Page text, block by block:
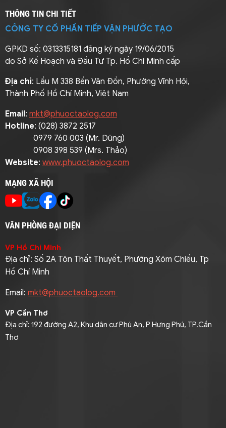
THÔNG TIN CHI TIẾT
CÔNG TY CỔ PHẦN TIẾP VẬN PHƯỚC TẠO
GPKD số: 0313315181 đăng ký ngày 19/06/2015
do Sở Kế Hoạch và Đầu Tư Tp. Hồ Chí Minh cấp
Địa chỉ: Lầu M 338 Bến Vân Đồn, Phường Vĩnh Hội,
Thành Phố Hồ Chí Minh, Việt Nam
Email: mkt@phuoctaolog.com
Hotline: (028) 3872 2517
0979 760 003 (Mr. Dũng)
0908 398 539 (Mrs. Thảo)
Website: www.phuoctaolog.com
MẠNG XÃ HỘI
VĂN PHÒNG ĐẠI DIỆN
VP Hồ Chí Minh
Địa chỉ: Số 2A Tôn Thất Thuyết, Phường Xóm Chiếu, Tp
Hồ Chí Minh
Email: mkt@phuoctaolog.com
VP Cần Thơ
Địa chỉ: 192 đường A2, Khu dân cư Phú An, P Hưng Phú, TP.Cần
Thơ